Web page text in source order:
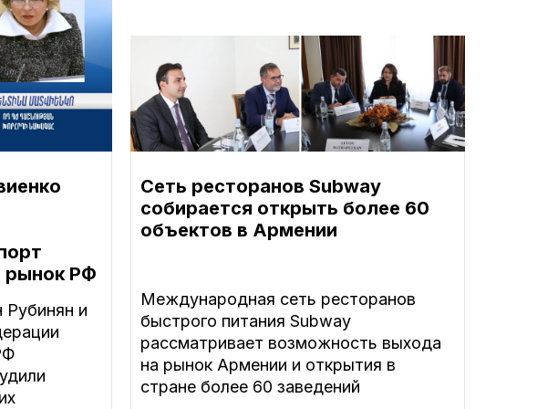
рынок РФ
и
Сеть ресторанов Subway
собирается открыть более 60
объектов в Армении
Международная сеть ресторанов
быстрого питания Subway
рассматривает возможность выхода
на рынок Армении и открытия в
стране более 60 заведений